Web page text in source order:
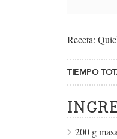
Receta:
TIEMPO
200 g